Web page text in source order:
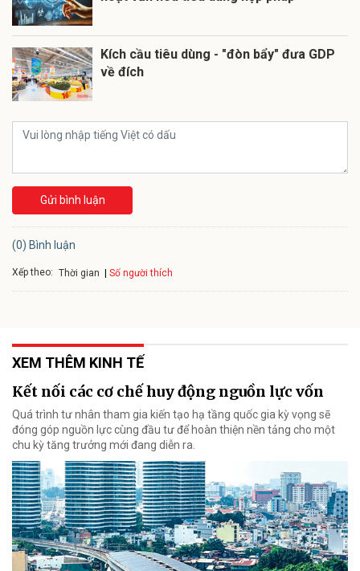
Kích cầu tiêu dùng - "đòn bẩy" đưa GDP
về đích
Gửi bình luận
(0) Bình luận
Xếp theo: Thời gian Số người thích
XEM THÊM KINH TẾ
Kết nối các cơ chế huy động nguồn lực vốn
Quá trình tư nhân tham gia kiến tạo hạ tầng quốc gia kỳ vọng sẽ
đóng góp nguồn lực cùng đầu tư để hoàn thiện nền tảng cho một
chu kỳ tăng trưởng mới đang diễn ra.